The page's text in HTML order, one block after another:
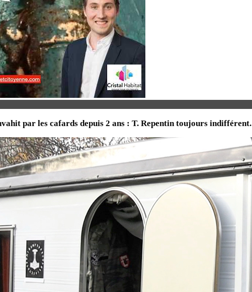
par les cafards depuis 2 ans : T. Repentin toujours indifférent.